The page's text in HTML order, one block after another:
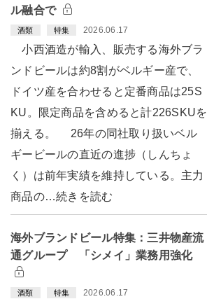
ル融合で
酒類 特集 2026.06.17
小西酒造が輸入、販売する海外ブラ
ンドビールは約8割がベルギー産で、
ドイツ産を合わせると定番商品は25S
KU。限定商品を含めると計226SKUを
揃える。 26年の同社取り扱いベル
ギービールの直近の進捗（しんちょ
く）は前年実績を維持している。主力
商品の…続きを読む
海外ブランドビール特集：三井物産流
通グループ 「シメイ」業務用強化
酒類 特集 2026.06.17